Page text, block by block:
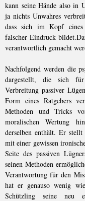
kann seine Hände also in
ja nichts Unwahres
dass sich im Kopf eines
falscher Eindruck
verantwortlich gemacht
Nachfolgend werden die
dargestellt, die sich
Verbreitung passiver
Form eines Ratgebers
Methoden und Tricks
moralischen Wertung
derselben enthält. Er
mit einer gewissen
Seite des passiven
seinen Methoden
Verantwortung für den
hat er genauso wenig
Schützling seine neu